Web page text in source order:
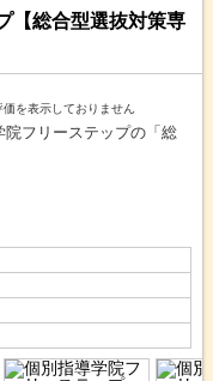
【総合型選抜対策専
を表示しておりません
院フリーステップの「総